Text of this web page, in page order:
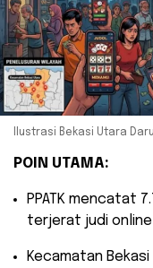
Ilustrasi Bekasi Utara
POIN UTAMA:
​PPATK mencatat
terjerat judi online
​Kecamatan